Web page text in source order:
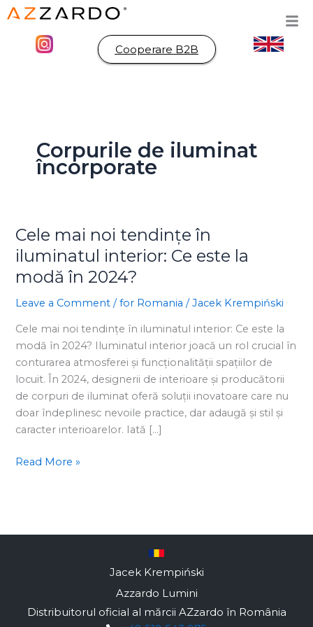
Skip
content
Cooperare B2B
Corpurile de iluminat
încorporate
Cele mai noi tendințe în
iluminatul interior: Ce este la
modă în 2024?
Leave a Comment /for Romania /Jacek Krempiński
Cele mai noi tendințe în iluminatul interior: Ce este la
modă în 2024? Iluminatul interior joacă un rol crucial în
conturarea atmosferei și funcționalității spațiilor de
locuit. În 2024, designerii de interioare și producătorii
de corpuri de iluminat oferă soluții inovatoare care nu
doar îndeplinesc nevoile practice, dar adaugă și stil și
caracter interioarelor. Iată […]
Cele
mai
noi
tendințe
în
interior:
Ce
este
la
modă
în
2024?
Read More »
Jacek Krempiński
Azzardo Lumini
Distribuitorul oficial al mărcii AZzardo în România